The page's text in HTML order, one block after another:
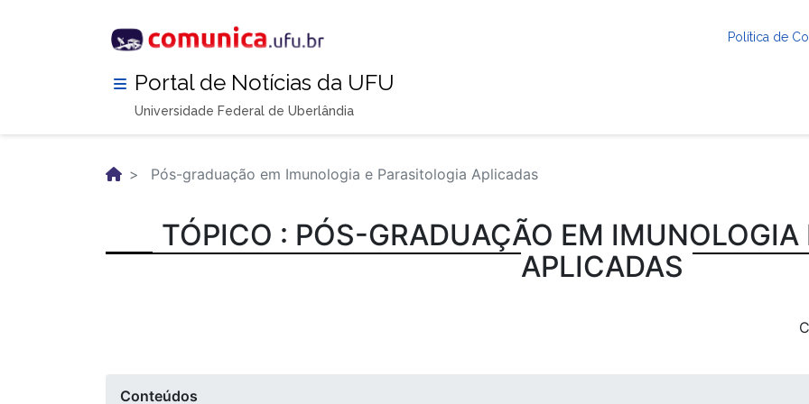
Política de
Portal de Notícias da UFU
Universidade Federal de Uberlândia
Pós-graduação em Imunologia e Parasitologia Aplicadas
TÓPICO : PÓS-GRADUAÇÃO EM IMUNOLOGIA
APLICADAS
Conteúdos